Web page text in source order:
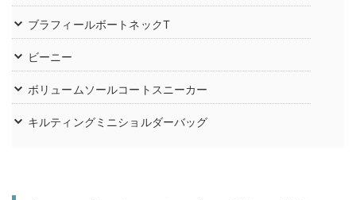
ブラフィールボートネックT
ビーニー
ボリュームソールコートスニーカー
キルティングミニショルダーバッグ